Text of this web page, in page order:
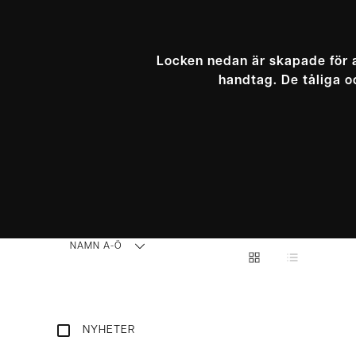
Locken nedan är skapade
handtag. De tåliga
NAMN A-Ö
NYHETER